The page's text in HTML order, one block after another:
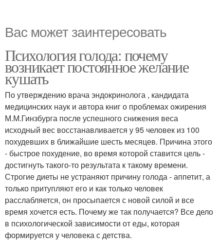
Вас может заинтересовать
Психология голода: почему
возникает постоянное желание
кушать
По утверждению врача эндокринолога , кандидата
медицинских наук и автора книг о проблемах ожирения
М.М.Гинзбурга после успешного снижения веса
исходный вес восстанавливается у 95 человек из 100
похудевших в ближайшие шесть месяцев. Причина этого
- быстрое похудение, во время которой ставится цель -
достигнуть такого-то результата к такому времени.
Строгие диеты не устраняют причину голода - аппетит, а
только притупляют его и как только человек
расслабляется, он просыпается с новой силой и все
время хочется есть. Почему же так получается? Все дело
в психологической зависимости от еды, которая
формируется у человека с детства.